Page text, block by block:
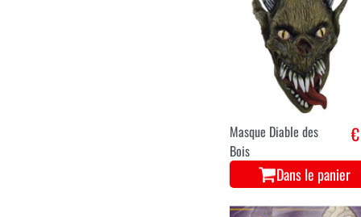
Masque Diable des
Bois
Dans le panier